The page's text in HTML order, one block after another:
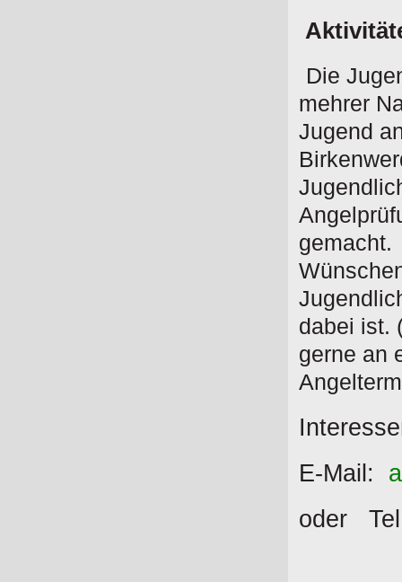
Die
mehrer
Jugend
gemacht.
dabei ist.
gerne an
E-Mail:
oder